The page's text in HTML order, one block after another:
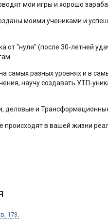
мои игры и хорошо
моими учениками и
от "нуля" (после 30-летней
самых разных уровнях и в
научу создавать УТП-
деловые и
происходят в вашей жизни
173.